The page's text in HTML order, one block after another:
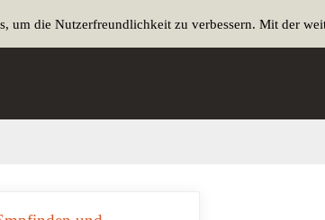
um die Nutzerfreundlichkeit zu verbessern. Mit der